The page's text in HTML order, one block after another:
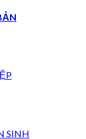
SINH